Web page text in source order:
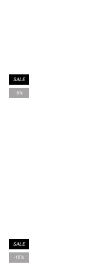
SALE
-5%
SALE
-15%